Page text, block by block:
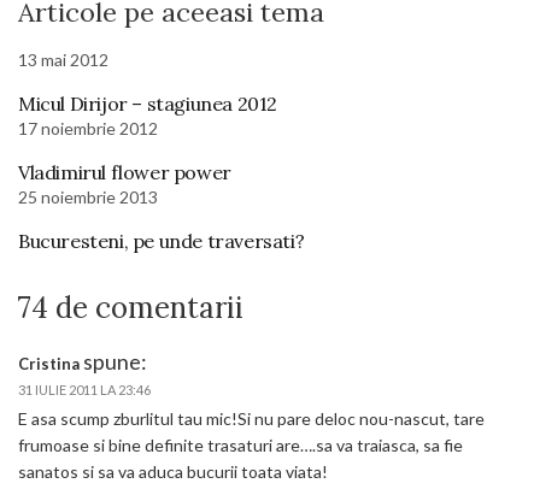
Articole pe aceeasi tema
13 mai 2012
Micul Dirijor – stagiunea 2012
17 noiembrie 2012
Vladimirul flower power
25 noiembrie 2013
Bucuresteni, pe unde traversati?
74 de comentarii
Cristina spune:
31 IULIE 2011 LA 23:46
E asa scump zburlitul tau mic!Si nu pare deloc nou-nascut, tare
frumoase si bine definite trasaturi are….sa va traiasca, sa fie
sanatos si sa va aduca bucurii toata viata!